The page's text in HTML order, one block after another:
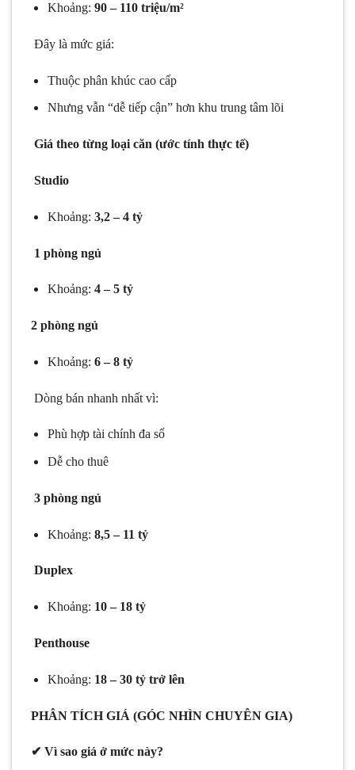
Khoảng: 90 – 110 triệu/m²
Đây là mức giá:
Thuộc phân khúc cao cấp
Nhưng vẫn “dễ tiếp cận” hơn khu trung tâm lõi
Giá theo từng loại căn (ước tính thực tế)
Studio
Khoảng: 3,2 – 4 tỷ
1 phòng ngủ
Khoảng: 4 – 5 tỷ
2 phòng ngủ
Khoảng: 6 – 8 tỷ
Dòng bán nhanh nhất vì:
Phù hợp tài chính đa số
Dễ cho thuê
3 phòng ngủ
Khoảng: 8,5 – 11 tỷ
Duplex
Khoảng: 10 – 18 tỷ
Penthouse
Khoảng: 18 – 30 tỷ trở lên
PHÂN TÍCH GIÁ (GÓC NHÌN CHUYÊN GIA)
✔ Vì sao giá ở mức này?